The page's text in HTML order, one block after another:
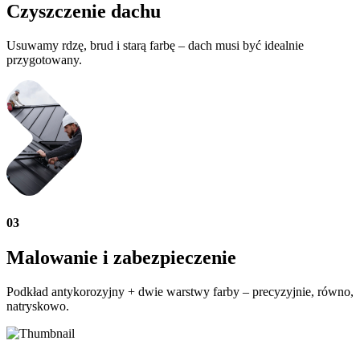
Czyszczenie dachu
Usuwamy rdzę, brud i starą farbę – dach musi być idealnie
przygotowany.
03
Malowanie i zabezpieczenie
Podkład antykorozyjny + dwie warstwy farby – precyzyjnie, równo,
natryskowo.